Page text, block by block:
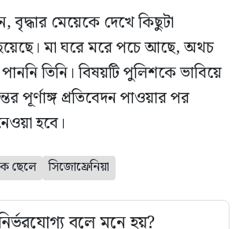
বৃদ্ধার মেয়েকে দেখে কিছুটা
মা ঘরে মরে পচে আছে, অথচ
তিনি। বিষয়টি পুলিশকে ভাবিয়ে
পূর্ণাঙ্গ প্রতিবেদন পাওয়ার পর
হবে।
ছেলে সিজোফ্রেনিয়া
বলে মনে হয়?